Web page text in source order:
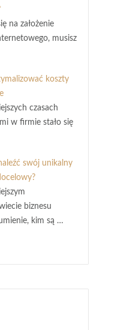
na założenie
musisz
koszty
czasach
w firmie stało się
swój unikalny
biznesu
kim są …